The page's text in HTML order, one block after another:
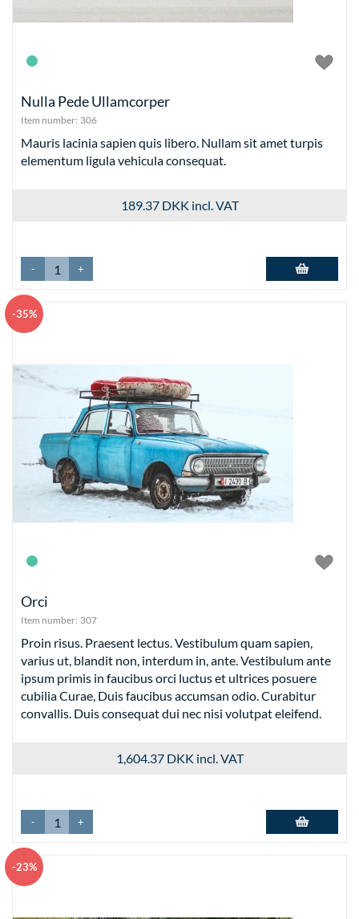
Nulla Pede Ullamcorper
Item number: 306
Mauris lacinia sapien quis libero. Nullam sit amet turpis
elementum ligula vehicula consequat.
189.37 DKK incl. VAT
- +
-35%
Orci
Item number: 307
Proin risus. Praesent lectus. Vestibulum quam sapien,
varius ut, blandit non, interdum in, ante. Vestibulum ante
ipsum primis in faucibus orci luctus et ultrices posuere
cubilia Curae, Duis faucibus accumsan odio. Curabitur
convallis. Duis consequat dui nec nisi volutpat eleifend.
1,604.37 DKK incl. VAT
- +
-23%